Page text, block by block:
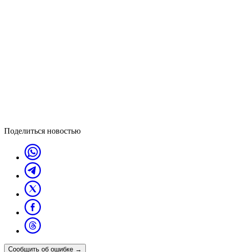
Поделиться новостью
Сообщить об ошибке →